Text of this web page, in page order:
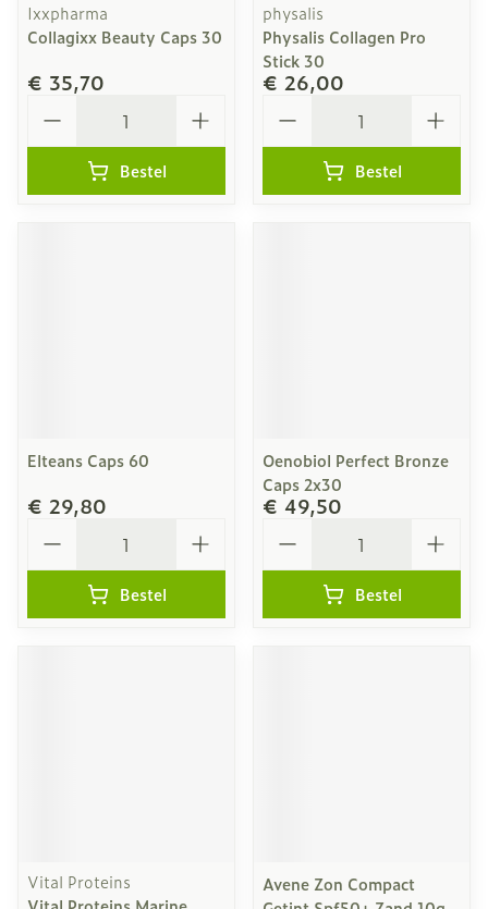
Ixxpharma
Collagixx Beauty Caps 30
€ 35,70
Bestel
physalis
Physalis Collagen Pro
Stick 30
€ 26,00
Bestel
Elteans Caps 60
€ 29,80
Bestel
Oenobiol Perfect Bronze
Caps 2x30
€ 49,50
Bestel
Vital Proteins
Avene Zon Compact